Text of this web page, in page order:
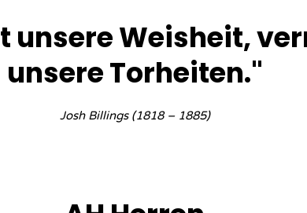
unsere Weisheit,
unsere Torheiten."
Josh Billings (1818 – 1885)